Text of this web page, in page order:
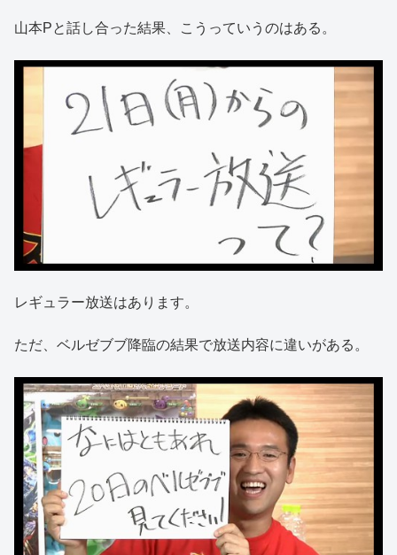
山本Pと話し合った結果、こうっていうのはある。
レギュラー放送はあります。
ただ、ベルゼブブ降臨の結果で放送内容に違いがある。